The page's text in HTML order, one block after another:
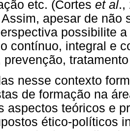
etc. (Cortes et al.,
apesar de não
possibilite
contínuo, integral e
prevenção,
nesse contexto
de formação na
aspectos teóricos e
ético-políticos